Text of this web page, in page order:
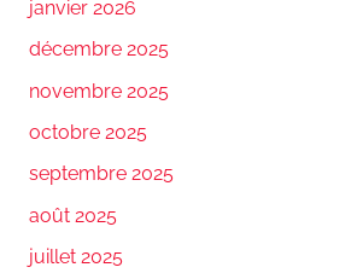
janvier 2026
décembre 2025
novembre 2025
octobre 2025
septembre 2025
août 2025
juillet 2025